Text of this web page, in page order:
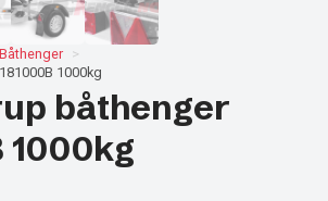
Båthenger
1000kg
båthenger
1000kg